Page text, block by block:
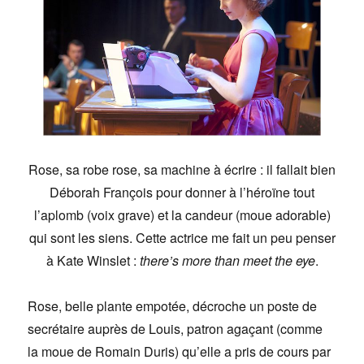
Rose, sa robe rose, sa machine à écrire : il fallait bien
Déborah François pour donner à l’héroïne tout
l’aplomb (voix grave) et la candeur (moue adorable)
qui sont les siens. Cette actrice me fait un peu penser
à Kate Winslet : there’s more than meet the eye.
Rose, belle plante empotée, décroche un poste de
secrétaire auprès de Louis, patron agaçant (comme
la moue de Romain Duris) qu’elle a pris de cours par